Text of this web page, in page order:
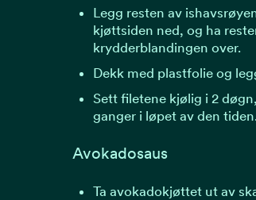
Legg resten av
kjøttsiden ned, og ha
krydderblandingen over.
Dekk med plastfolie og
Sett filetene kjølig i 2
ganger i løpet av den
Avokadosaus
Ta avokadokjøttet ut av